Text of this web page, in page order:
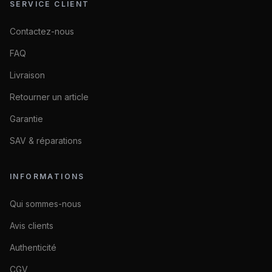
SERVICE CLIENT
Contactez-nous
FAQ
Livraison
Retourner un article
Garantie
SAV & réparations
INFORMATIONS
Qui sommes-nous
Avis clients
Authenticité
CGV